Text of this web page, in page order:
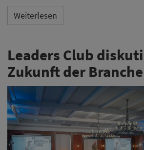
Weiterlesen
Leaders Club
Zukunft der Branche